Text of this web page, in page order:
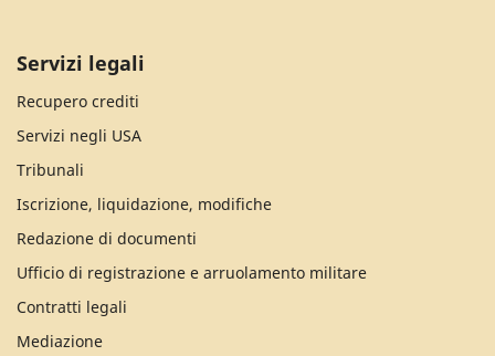
Servizi legali
Recupero crediti
Servizi negli USA
Tribunali
Iscrizione, liquidazione, modifiche
Redazione di documenti
Ufficio di registrazione e arruolamento militare
Contratti legali
Mediazione